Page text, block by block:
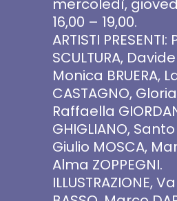
mercoledì,
16,00 – 19,00.
ARTISTI PRESENTI:
SCULTURA, Davide
Monica BRUERA,
CASTAGNO,
Raffaella
GHIGLIANO, Santo
Giulio MOSCA,
Alma ZOPPEGNI.
ILLUSTRAZIONE,